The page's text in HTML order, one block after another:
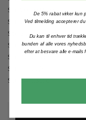
Str. 28: 18,8 cm
Str. 29: 19,6 cm
Str. 30: 20,6 cm
Str. 31: 20,9 cm
Str. 32: 21,5 cm
Str. 33: 22,7 cm
Str. 34: 23,2 cm
De 5% rabat virker kun
Ved tilmelding accepterer
Du kan til enhver tid
bunden af alle vores
efter at besvare alle e-mails